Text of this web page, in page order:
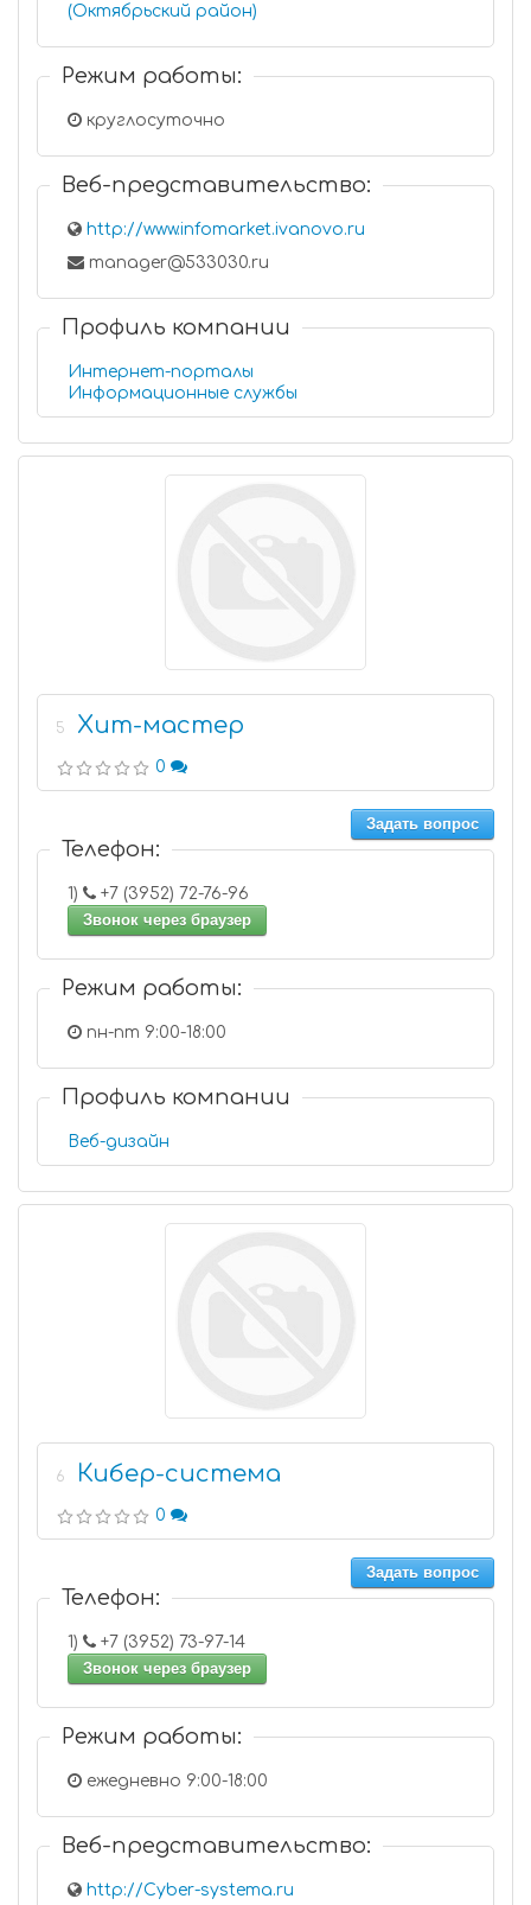
(Октябрьский район)
Режим работы:
круглосуточно
Веб-представительство:
http://www.infomarket.ivanovo.ru
manager@533030.ru
Профиль компании
Интернет-порталы
Информационные службы
5 Хит-мастер
0
Задать вопрос
Телефон:
1)
+7 (3952) 72-76-96
Звонок через браузер
Режим работы:
пн-пт 9:00-18:00
Профиль компании
Веб-дизайн
6 Кибер-система
0
Задать вопрос
Телефон:
1)
+7 (3952) 73-97-14
Звонок через браузер
Режим работы:
ежедневно 9:00-18:00
Веб-представительство:
http://Cyber-systema.ru